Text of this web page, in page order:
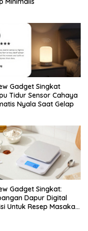
Gadget Singkat
Tidur Sensor Cahaya
Nyala Saat Gelap
Gadget Singkat:
Dapur Digital
Untuk Resep Masakan